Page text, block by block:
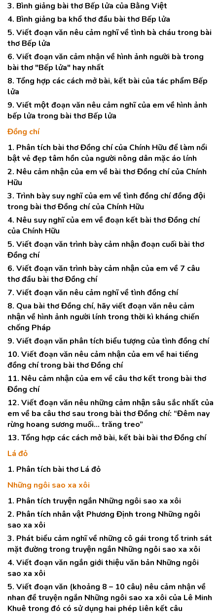
3. Bình giảng bài thơ Bếp lửa của Bằng Việt
4. Bình giảng ba khổ thơ đầu bài thơ Bếp lửa
5. Viết đoạn văn nêu cảm nghĩ về tình bà cháu trong bài
thơ Bếp lửa
6. Viết đoạn văn cảm nhận về hình ảnh người bà trong
bài thơ "Bếp lửa" hay nhất
8. Tổng hợp các cách mở bài, kết bài của tác phẩm Bếp
lửa
9. Viết một đoạn văn nêu cảm nghĩ của em về hình ảnh
bếp lửa trong bài thơ Bếp lửa
Đồng chí
1. Phân tích bài thơ Đồng chí của Chính Hữu để làm nổi
bật vẻ đẹp tâm hồn của người nông dân mặc áo lính
2. Nêu cảm nhận của em về bài thơ Đồng chí của Chính
Hữu
3. Trình bày suy nghĩ của em về tình đồng chí đồng đội
trong bài thơ Đồng chí của Chính Hữu
4. Nêu suy nghĩ của em về đoạn kết bài thơ Đồng chí
của Chính Hữu
5. Viết đoạn văn trình bày cảm nhận đoạn cuối bài thơ
Đồng chí
6. Viết đoạn văn trình bày cảm nhận của em về 7 câu
thơ đầu bài thơ Đồng chí
7. Viết đoạn văn nêu cảm nghĩ về tình đồng chí
8. Qua bài thơ Đồng chí, hãy viết đoạn văn nêu cảm
nhận về hình ảnh người lính trong thời kì kháng chiến
chống Pháp
9. Viết đoạn văn phân tích biểu tượng của tình đồng chí
10. Viết đoạn văn nêu cảm nhận của em về hai tiếng
đồng chí trong bài thơ Đồng chí
11. Nêu cảm nhận của em về câu thơ kết trong bài thơ
Đồng chí
12. Viết đoạn văn nêu những cảm nhận sâu sắc nhất của
em về ba câu thơ sau trong bài thơ Đồng chí: “Đêm nay
rừng hoang sương muối… trăng treo”
13. Tổng hợp các cách mở bài, kết bài bài thơ Đồng chí
Lá đỏ
1. Phân tích bài thơ Lá đỏ
Những ngôi sao xa xôi
1. Phân tích truyện ngắn Những ngôi sao xa xôi
2. Phân tích nhân vật Phương Định trong Những ngôi
sao xa xôi
3. Phát biểu cảm nghĩ về những cô gái trong tổ trinh sát
mặt đường trong truyện ngắn Những ngôi sao xa xôi
4. Viết đoạn văn ngắn giới thiệu văn bản Những ngôi
sao xa xôi
5. Viết đoạn văn (khoảng 8 – 10 câu) nêu cảm nhận về
nhan đề truyện ngắn Những ngôi sao xa xôi của Lê Minh
Khuê trong đó có sử dụng hai phép liên kết câu